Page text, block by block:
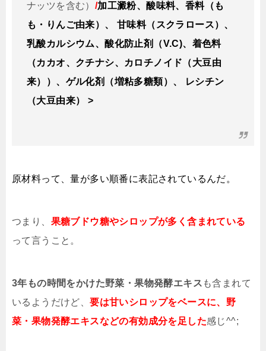
ナッツを含む） /加工澱粉、酸味料、香料（も
も・りんご由来）、 甘味料（スクラロース）、
乳酸カルシウム、酸化防止剤（V.C)、着色料
（カカオ、クチナシ、カロチノイド（大豆由
来））、ゲル化剤（増粘多糖類）、 レシチン
（大豆由来） >
原材料って、量が多い順番に表記されているんだ。
つまり、 果糖ブドウ糖やシロップが多く含まれている
って言うこと。
3年もの時間をかけた野菜・果物発酵エキス も含まれて
いるようだけど、要は甘いシロップをベースに、野
菜・果物発酵エキスなどの有効成分を足した感じ^^;